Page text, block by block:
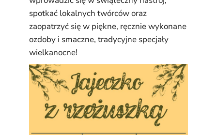
spotkać lokalnych twórców oraz
zaopatrzyć się w piękne, ręcznie wykonane
ozdoby i smaczne, tradycyjne specjały
wielkanocne!